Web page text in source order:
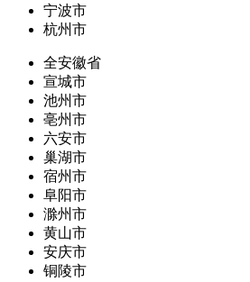
宁波市
杭州市
全安徽省
宣城市
池州市
亳州市
六安市
巢湖市
宿州市
阜阳市
滁州市
黄山市
安庆市
铜陵市